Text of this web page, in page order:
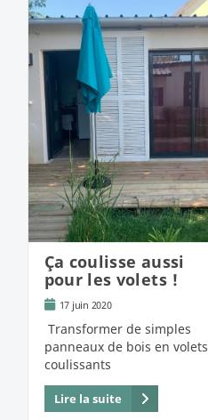
Ça coulisse aussi
pour les volets !
17 juin 2020
Transformer de simples
panneaux de bois en volets
coulissants
Lire la suite